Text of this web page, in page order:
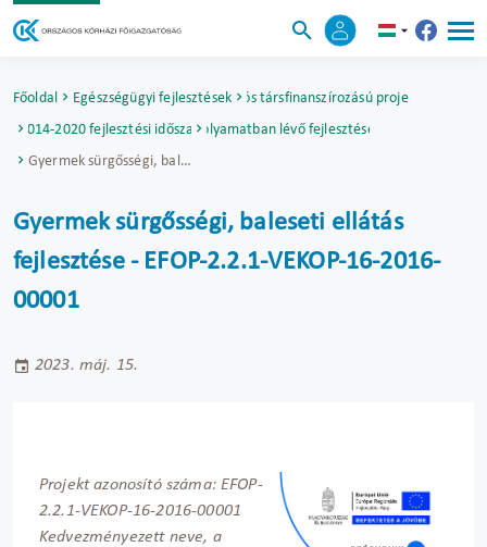
Főoldal Egészségügyi fejlesztésekUniós társfinanszírozású projektek
2014-2020 fejlesztési időszakFolyamatban lévő fejlesztések
Gyermek sürgősségi, baleseti ellátás fejlesztése - EFOP-2.2.1-VEKOP-16-2016-00001
Gyermek sürgősségi, baleseti ellátás
fejlesztése - EFOP-2.2.1-VEKOP-16-2016-
00001
2023. máj. 15.
Projekt azonosító száma: EFOP-
2.2.1-VEKOP-16-2016-00001
Kedvezményezett neve, a